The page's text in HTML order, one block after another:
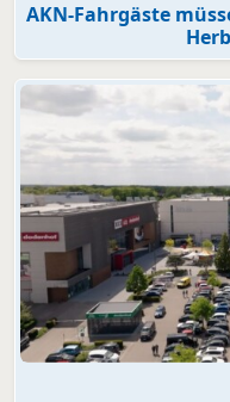
AKN-Fahrgäste